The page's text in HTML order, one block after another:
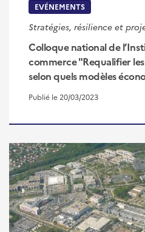
EVÉNEMENTS
Stratégies, résilience et
Colloque national de
commerce "Requalifier
selon quels modèles
Publié le 20/03/2023